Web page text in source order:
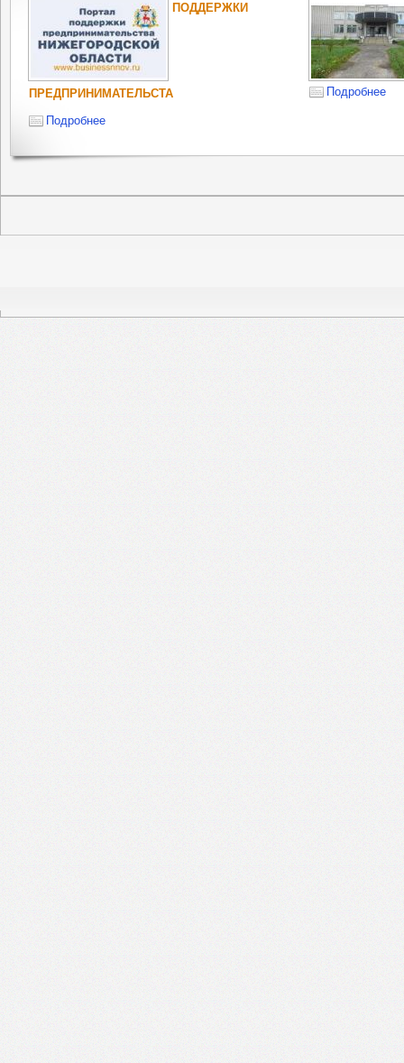
ПОДДЕРЖКИ
ПРЕДПРИНИМАТЕЛЬСТА
Подробнее
Подробнее